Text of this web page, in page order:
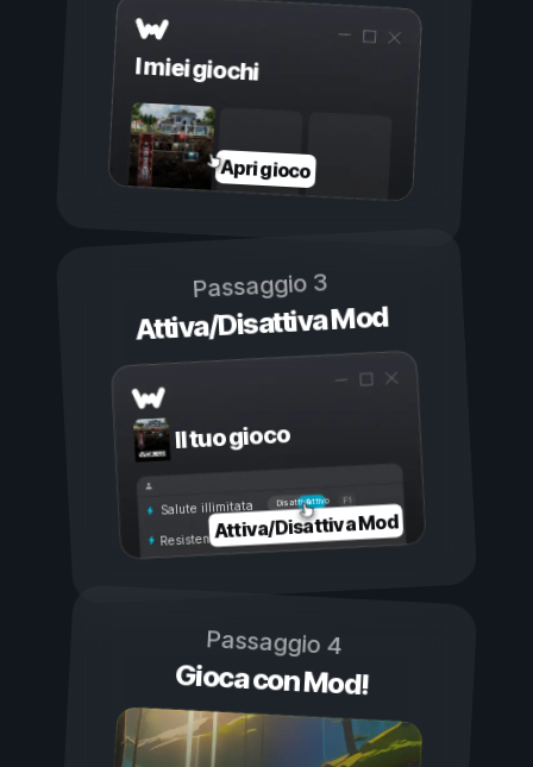
I miei giochi
Apri gioco
Passaggio 3
Attiva/Disattiva Mod
Il tuo gioco
Attivo
Disattivo
Salute illimitata
Resistenza illimitata
Attiva/Disattiva Mod
Passaggio 4
Gioca con Mod!